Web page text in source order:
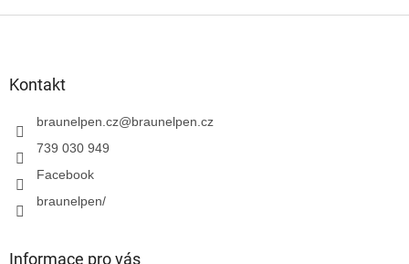
k
v
Kontakt
braunelpen.cz@braunelpen.cz
739 030 949
Facebook
braunelpen/
Informace pro vás